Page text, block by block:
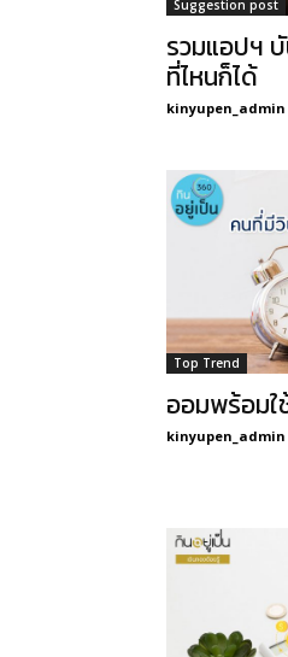
Suggestion post
รวมแอปฯ
ที่ไหนก็ได้
kinyupen_admin
Top Trend
ออมพร้อมใ
kinyupen_admin